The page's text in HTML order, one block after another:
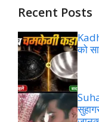
Recent Posts
को